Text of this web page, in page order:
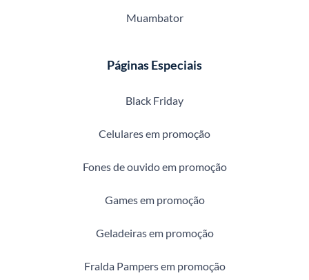
Muambator
Páginas Especiais
Black Friday
Celulares em promoção
Fones de ouvido em promoção
Games em promoção
Geladeiras em promoção
Fralda Pampers em promoção